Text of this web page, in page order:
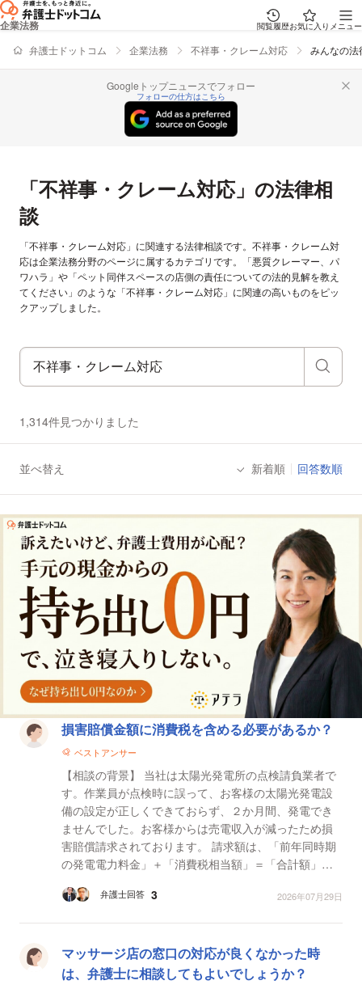
企業法務 閲覧履歴お気に入り メニュー
弁護士ドットコム 企業法務 不祥事・クレーム対応 みんなの法
Googleトップニュースでフォロー
フォローの仕方はこちら
「不祥事・クレーム対応」の法律相
談
「不祥事・クレーム対応」に関連する法律相談です。不祥事・クレーム対
応は企業法務分野のページに属するカテゴリです。「悪質クレーマー、パ
ワハラ」や「ペット同伴スペースの店側の責任についての法的見解を教え
てください」のような「不祥事・クレーム対応」に関連の高いものをピッ
クアップしました。
1,314件見つかりました
並べ替え 新着順 回答数順
法律相談一覧損害賠償金額に消費税を含める必要があるか？
ベストアンサー
【相談の背景】 当社は太陽光発電所の点検請負業者で
す。作業員が点検時に誤って、お客様の太陽光発電設
備の設定が正しくできておらず、２か月間、発電でき
ませんでした。お客様からは売電収入が減ったため損
害賠償請求されております。 請求額は、「前年同時期
の発電電力料金」＋「消費税相当額」＝「合計額」と
社...
弁護士回答 3 2026年07月29日
マッサージ店の窓口の対応が良くなかった時
は、弁護士に相談してもよいでしょうか？